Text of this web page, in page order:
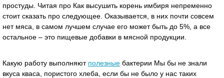
простуды. Читая про Как высушить корень имбиря непременно
стоит сказать про следующее. Оказывается, в них почти совсем
нет мяса, в самом лучшем случае его может быть до 5%, а все
остальное – это пищевые добавки в мясной продукции.
Какую работу выполняют полезные бактерии Мы бы не знали
вкуса кваса, пористого хлеба, если бы не было у нас таких